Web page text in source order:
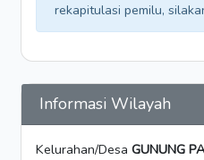
rekapitulasi pemilu,
Informasi Wilayah
Kelurahan/Desa GUNUNG